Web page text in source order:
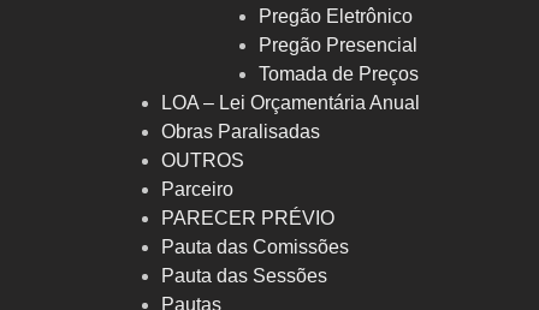
Pregão Eletrônico
Pregão Presencial
Tomada de Preços
LOA – Lei Orçamentária Anual
Obras Paralisadas
OUTROS
Parceiro
PARECER PRÉVIO
Pauta das Comissões
Pauta das Sessões
Pautas